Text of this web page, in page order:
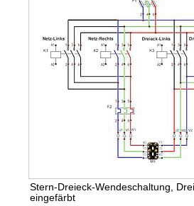
Stern-Dreieck-Wendeschaltung,
eingefärbt